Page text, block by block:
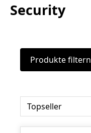
Security
Produkte filtern